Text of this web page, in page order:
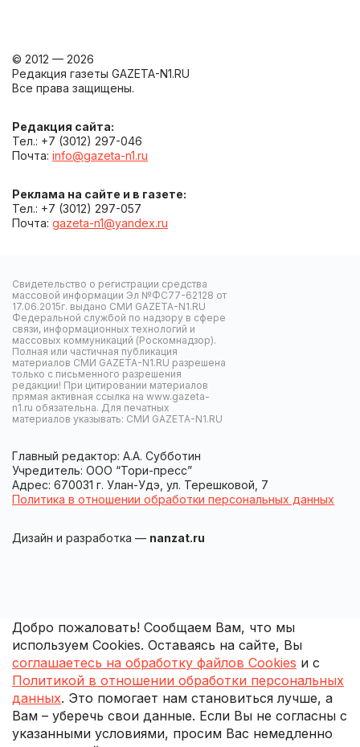
© 2012 — 2026
Редакция газеты GAZETA-N1.RU
Все права защищены.
Редакция сайта:
Тел.: +7 (3012) 297-046
Почта: info@gazeta-n1.ru
Реклама на сайте и в газете:
Тел.: +7 (3012) 297-057
Почта: gazeta-n1@yandex.ru
Свидетельство о регистрации средства
массовой информации Эл №ФС77-62128 от
17.06.2015г. выдано СМИ GAZETA-N1.RU
Федеральной службой по надзору в сфере
связи, информационных технологий и
массовых коммуникаций (Роскомнадзор).
Полная или частичная публикация
материалов СМИ GAZETA-N1.RU разрешена
только с письменного разрешения
редакции! При цитировании материалов
прямая активная ссылка на www.gazeta-
n1.ru обязательна. Для печатных
материалов указывать: СМИ GAZETA-N1.RU
Главный редактор: А.А. Субботин
Учредитель: ООО “Тори-пресс”
Адрес: 670031 г. Улан-Удэ, ул. Терешковой, 7
Политика в отношении обработки персональных данных
Дизайн и разработка — nanzat.ru
Добро пожаловать! Сообщаем Вам, что мы
используем Cookies. Оставаясь на сайте, Вы
соглашаетесь на обработку файлов Cookies и с
Политикой в отношении обработки персональных
данных. Это помогает нам становиться лучше, а
Вам – уберечь свои данные. Если Вы не согласны с
указанными условиями, просим Вас немедленно